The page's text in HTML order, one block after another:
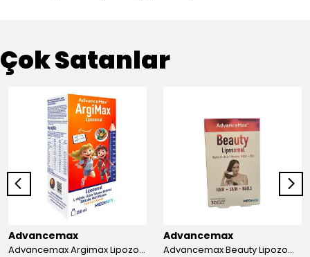
Çok Satanlar
Advancemax
Advancemax Argimax Lipozomal Sıvı 150 ml 8684375607587
Advancemax
Advancemax Beauty Lipozomal Hyalüronik Asit Keratin Biotin Zn 30 Kapsül 8684375607556